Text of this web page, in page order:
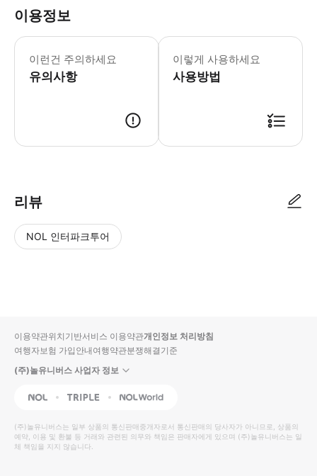
이용정보
이런건 주의하세요
유의사항
1. 이 플랜에는 다음과 같은 세 가지
이렇게 사용하세요
사용방법
리뷰
NOL 인터파크투어
입니
다.
높
은
순
동
영
상
순
상
이용약관위치기반서비스 이용약관개인정보 처리방침
여행자보험 가입안내여행약관분쟁해결기준
(주)놀유니버스 사업자 정보
NOL Triple Interpark Global
(주)놀유니버스는 일부 상품의 통신판매중개자로서 통신판매의 당사자가 아니므로, 상품의
예약, 이용 및 환불 등 거래와 관련된 의무와 책임은 판매자에게 있으며 (주)놀유니버스는 일
체 책임을 지지 않습니다.